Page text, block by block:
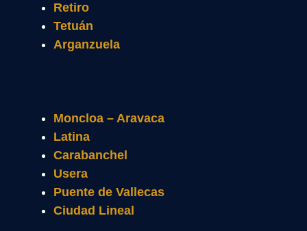
Retiro
Tetuán
Arganzuela
Moncloa – Aravaca
Latina
Carabanchel
Usera
Puente de Vallecas
Ciudad Lineal